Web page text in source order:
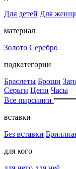
Для детей Для
материал
Золото Серебро
подкатегории
Браслеты Броши
Серьги Цепи Часы
Все пирсинги
вставки
Без вставки
для кого